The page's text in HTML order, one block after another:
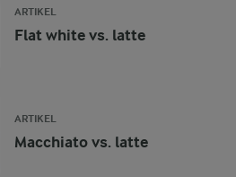
ARTIKEL
Flat white vs. latte
ARTIKEL
Macchiato vs. latte